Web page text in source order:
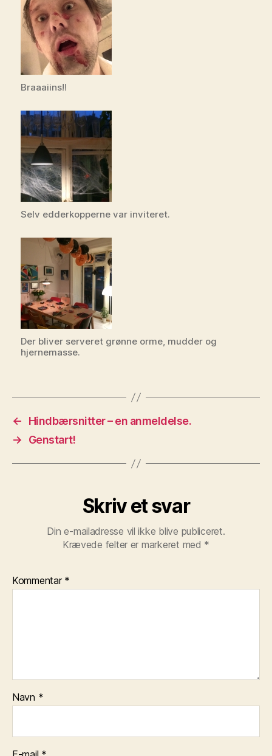
Braaaiins!!
Selv edderkopperne var inviteret.
Der bliver serveret grønne orme, mudder og
hjernemasse.
←
Hindbærsnitter – en anmeldelse.
→
Genstart!
Skriv et svar
Din e-mailadresse vil ikke blive publiceret.
Krævede felter er markeret med *
Kommentar *
Navn *